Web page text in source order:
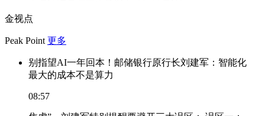
金视点
Peak Point 更多
别指望AI一年回本！邮储银行原行长刘建军：智能化
最大的成本不是算力
08:57